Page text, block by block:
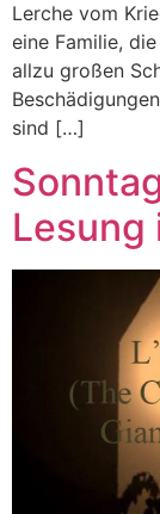
Lerche vom
eine Familie,
allzu großen
sind […]
Lesung